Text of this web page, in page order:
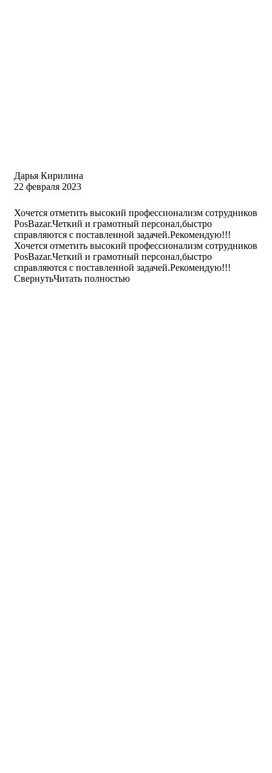
Дарья Кирилина
22 февраля 2023
Хочется отметить высокий профессионализм сотрудников
PosBazar.Четкий и грамотный персонал,быстро
справляются с поставленной задачей.Рекомендую!!!
Хочется отметить высокий профессионализм сотрудников
PosBazar.Четкий и грамотный персонал,быстро
справляются с поставленной задачей.Рекомендую!!!
СвернутьЧитать полностью